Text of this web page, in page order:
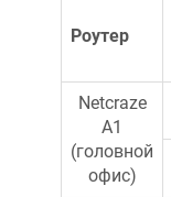
Роутер
Netcraze
A1
(головной
офис)